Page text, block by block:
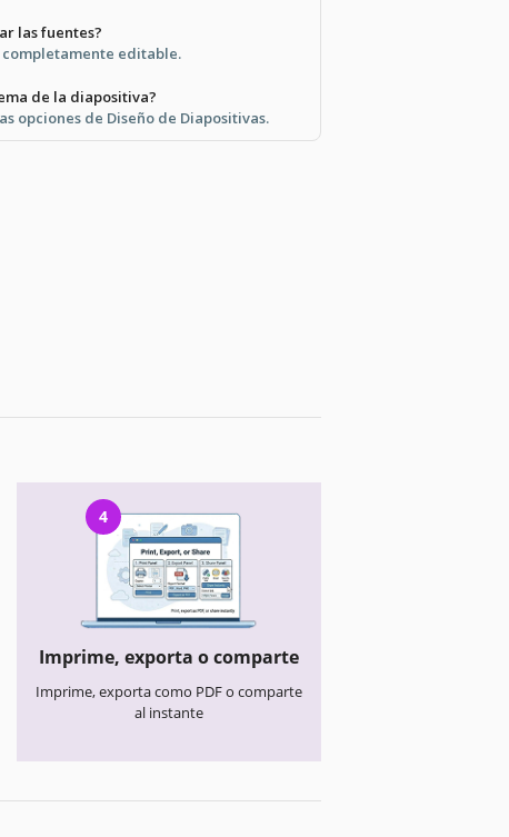
las fuentes?
completamente editable.
de la diapositiva?
opciones de Diseño de Diapositivas.
4
Imprime, exporta o comparte
Imprime, exporta como PDF o comparte
al instante